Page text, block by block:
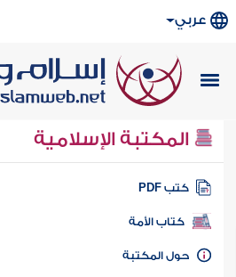
عربي
المكتبة الإسلامية
كتب PDF
كتاب الأمة